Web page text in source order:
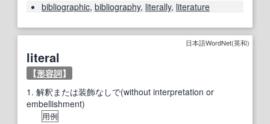
bibliographic, bibliography, literally, literature
日本語WordNet(英和)
literal
【形容詞】
1. 解釈または装飾なしで(without interpretation or
embellishment)
用例